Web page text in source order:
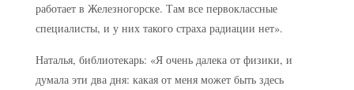
работает в Железногорске. Там все первоклассные
специалисты, и у них такого страха радиации нет».
Наталья, библиотекарь: «Я очень далека от физики, и
думала эти два дня: какая от меня может быть здесь